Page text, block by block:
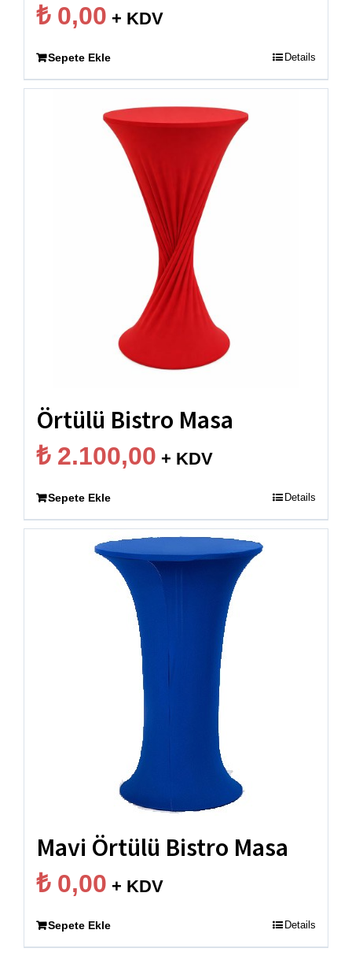
₺0,00 + KDV
Sepete Ekle Details
Örtülü Bistro Masa
₺2.100,00 + KDV
Sepete Ekle Details
Mavi Örtülü Bistro Masa
₺0,00 + KDV
Sepete Ekle Details